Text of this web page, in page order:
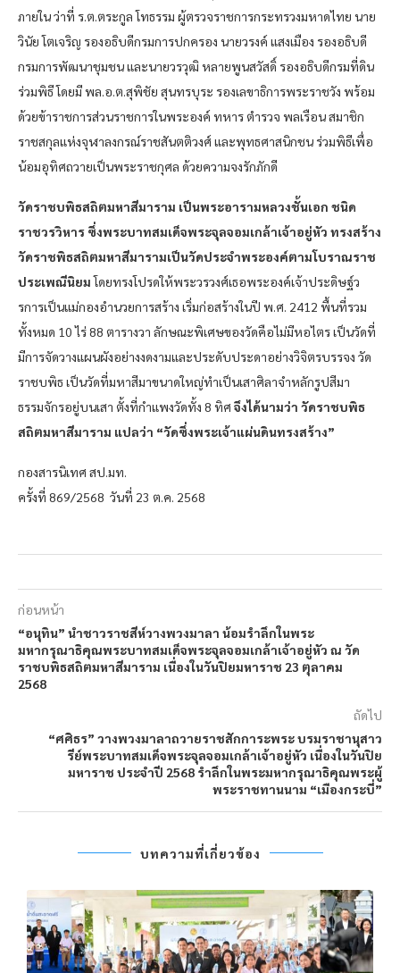
ภายใน ว่าที่ ร.ต.ตระกูล โทธรรม ผู้ตรวจราชการกระทรวงมหาดไทย นาย
วินัย โตเจริญ รองอธิบดีกรมการปกครอง นายวรงค์ แสงเมือง รองอธิบดี
กรมการพัฒนาชุมชน และนายวรวุฒิ หลายพูนสวัสดิ์ รองอธิบดีกรมที่ดิน
ร่วมพิธี โดยมี พล.อ.ต.สุพิชัย สุนทรบุระ รองเลขาธิการพระราชวัง พร้อม
ด้วยข้าราชการส่วนราชการในพระองค์ ทหาร ตำรวจ พลเรือน สมาชิก
ราชสกุลแห่งจุฬาลงกรณ์ราชสันตติวงศ์ และพุทธศาสนิกชน ร่วมพิธีเพื่อ
น้อมอุทิศถวายเป็นพระราชกุศล ด้วยความจงรักภักดี
วัดราชบพิธสถิตมหาสีมาราม เป็นพระอารามหลวงชั้นเอก ชนิด
ราชวรวิหาร ซึ่งพระบาทสมเด็จพระจุลจอมเกล้าเจ้าอยู่หัว ทรงสร้าง
วัดราชพิธสถิตมหาสีมารามเป็นวัดประจำพระองค์ตามโบราณราช
ประเพณีนิยมโดยทรงโปรดให้พระวรวงศ์เธอพระองค์เจ้าประดิษฐ์ว
รการเป็นแม่กองอำนวยการสร้าง เริ่มก่อสร้างในปี พ.ศ. 2412 พื้นที่รวม
ทั้งหมด 10 ไร่ 88 ตารางวา ลักษณะพิเศษของวัดคือไม่มีหอไตร เป็นวัดที่
มีการจัดวางแผนผังอย่างงดงามและประดับประดาอย่างวิจิตรบรรจง วัด
ราชบพิธ เป็นวัดที่มหาสีมาขนาดใหญ่ทำเป็นเสาศิลาจำหลักรูปสีมา
ธรรมจักรอยู่บนเสา ตั้งที่กำแพงวัดทั้ง 8 ทิศ จึงได้นามว่า วัดราชบพิธ
สถิตมหาสีมาราม แปลว่า “วัดซึ่งพระเจ้าแผ่นดินทรงสร้าง”
กองสารนิเทศ สป.มท.
ครั้งที่ 869/2568 วันที่ 23 ต.ค. 2568
ก่อนหน้า
“อนุทิน” นำชาวราชสีห์วางพวงมาลา น้อมรำลึกในพระ
มหากรุณาธิคุณพระบาทสมเด็จพระจุลจอมเกล้าเจ้าอยู่หัว ณ วัด
ราชบพิธสถิตมหาสีมาราม เนื่องในวันปิยมหาราช 23 ตุลาคม
2568
ถัดไป
“ศศิธร” วางพวงมาลาถวายราชสักการะพระ บรมราชานุสาว
รีย์พระบาทสมเด็จพระจุลจอมเกล้าเจ้าอยู่หัว เนื่องในวันปิย
มหาราช ประจำปี 2568 รำลึกในพระมหากรุณาธิคุณพระผู้
พระราชทานนาม “เมืองกระบี่”
บทความที่เกี่ยวข้อง